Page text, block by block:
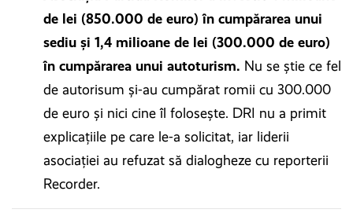
de lei (850.000 de euro) în cumpărarea unui
sediu și 1,4 milioane de lei (300.000 de euro)
în cumpărarea unui autoturism. Nu se știe ce fel
de autorisum și-au cumpărat romii cu 300.000
de euro și nici cine îl folosește. DRI nu a primit
explicațiile pe care le-a solicitat, iar liderii
asociației au refuzat să dialogheze cu reporterii
Recorder.